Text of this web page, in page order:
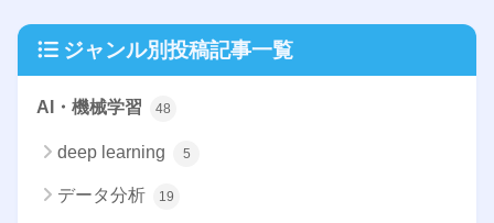
ジャンル別投稿記事一覧
AI・機械学習 48
deep learning 5
データ分析 19